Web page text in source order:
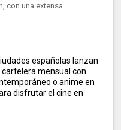
con una extensa
españolas lanzan
cartelera mensual con
o anime en
disfrutar el cine en